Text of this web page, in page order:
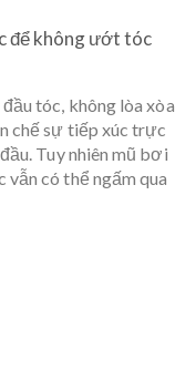
để không ướt tóc
tóc, không lòa xòa
chế sự tiếp xúc trực
Tuy nhiên mũ bơi
có thể ngấm qua